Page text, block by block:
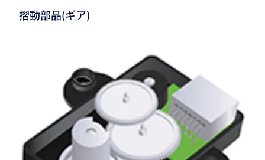
摺動部品(ギア)